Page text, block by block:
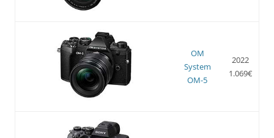
OM
System
OM-5
2022
1.069€